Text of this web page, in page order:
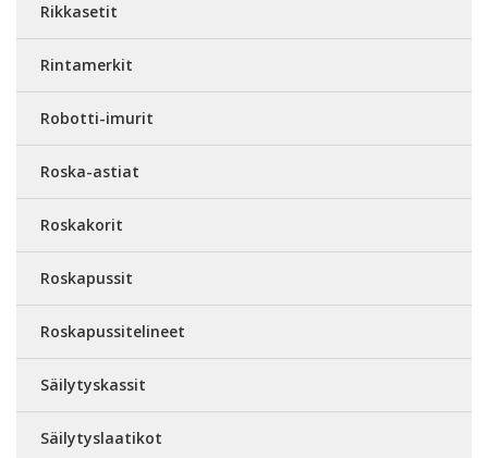
Rikkasetit
Rintamerkit
Robotti-imurit
Roska-astiat
Roskakorit
Roskapussit
Roskapussitelineet
Säilytyskassit
Säilytyslaatikot